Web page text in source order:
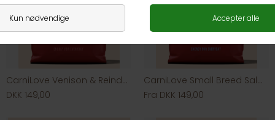
CarniLove Venison & Reindeer & Wild Boar
DKK 149,00
CarniLove Small Breed Salmon & Turkey
Fra DKK 149,00